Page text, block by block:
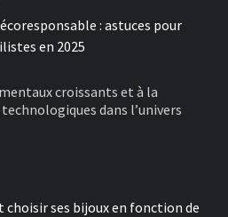
: astuces pour
en 2025
croissants et à la
dans l’univers
choisir ses bijoux en fonction de